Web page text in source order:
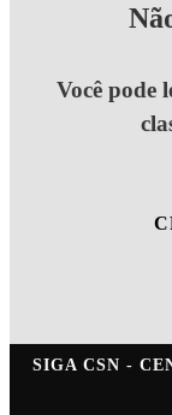
Você pode
SIGA CSN -